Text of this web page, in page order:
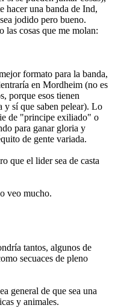
hacer una banda de Ind,
jodido pero bueno.
las cosas que me molan:
formato para la banda,
en Mordheim (no es
porque esos tienen
y sí que saben pelear). Lo
de "principe exiliado" o
para ganar gloria y
de gente variada.
que el lider sea de casta
veo mucho.
tantos, algunos de
secuaces de pleno
general de que sea una
y animales.